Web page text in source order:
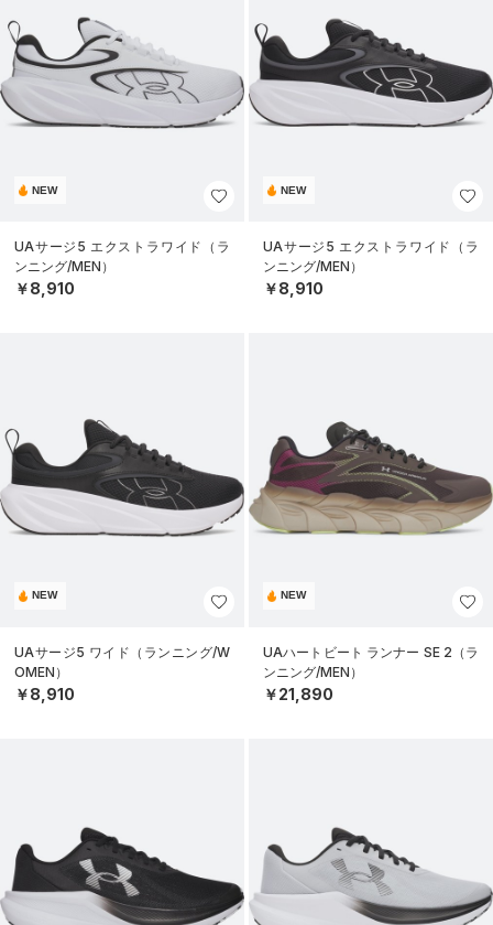
NEW
UAサージ5 エクストラワイド（ラ
ンニング/MEN）
￥8,910
NEW
UAサージ5 エクストラワイド（ラ
ンニング/MEN）
￥8,910
NEW
UAサージ5 ワイド（ランニング/W
OMEN）
￥8,910
NEW
UAハートビート ランナー SE 2（ラ
ンニング/MEN）
￥21,890